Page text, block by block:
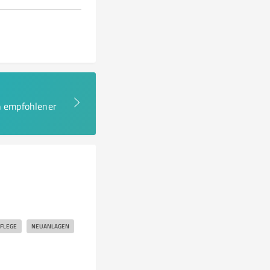
empfohlener
NEUANLAGEN